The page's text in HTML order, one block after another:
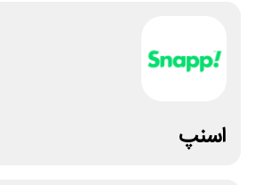
اسنپ